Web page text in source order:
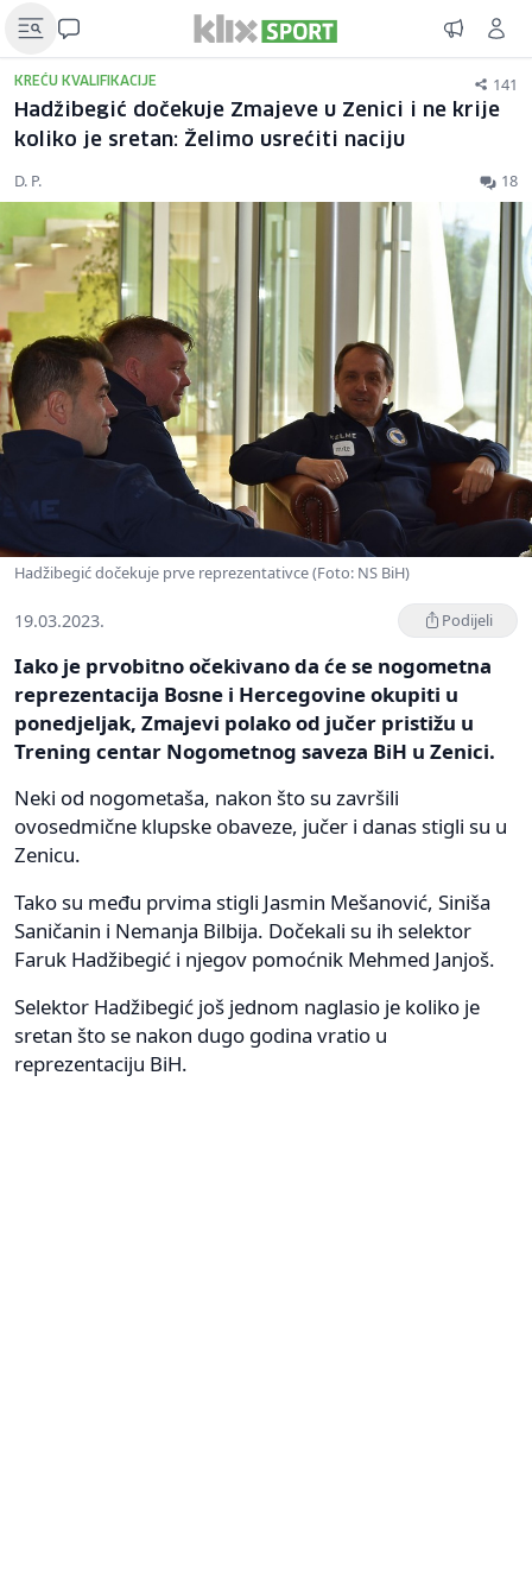
KREĆU KVALIFIKACIJE 141
Hadžibegić dočekuje Zmajeve u Zenici i ne krije
koliko je sretan: Želimo usrećiti naciju
D. P. 18
Hadžibegić dočekuje prve reprezentativce (Foto: NS BiH)
19.03.2023. Podijeli
Iako je prvobitno očekivano da će se nogometna
reprezentacija Bosne i Hercegovine okupiti u
ponedjeljak, Zmajevi polako od jučer pristižu u
Trening centar Nogometnog saveza BiH u Zenici.
Neki od nogometaša, nakon što su završili
ovosedmične klupske obaveze, jučer i danas stigli su u
Zenicu.
Tako su među prvima stigli Jasmin Mešanović, Siniša
Saničanin i Nemanja Bilbija. Dočekali su ih selektor
Faruk Hadžibegić i njegov pomoćnik Mehmed Janjoš.
Selektor Hadžibegić još jednom naglasio je koliko je
sretan što se nakon dugo godina vratio u
reprezentaciju BiH.